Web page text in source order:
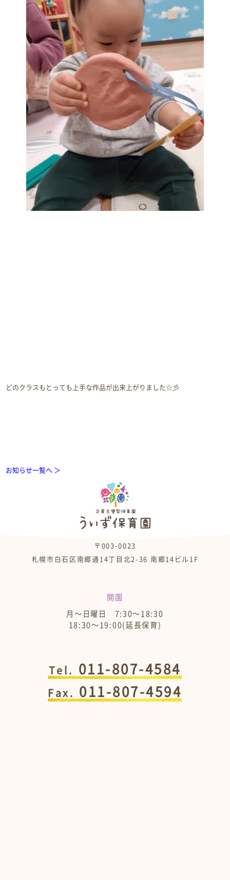
どのクラスもとっても上手な作品が出来上がりました☆彡
お知らせ一覧へ ＞
〒003-0023
札幌市白石区南郷通14丁目北2-36 南郷14ビル1F
開園
月～日曜日 7:30～18:30
18:30～19:00(延長保育)
Tel. 011-807-4584
Fax. 011-807-4594